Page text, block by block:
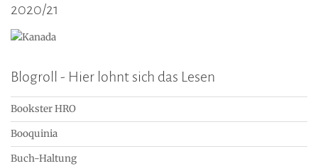
2020/21
Blogroll - Hier lohnt sich das Lesen
Bookster HRO
Booquinia
Buch-Haltung